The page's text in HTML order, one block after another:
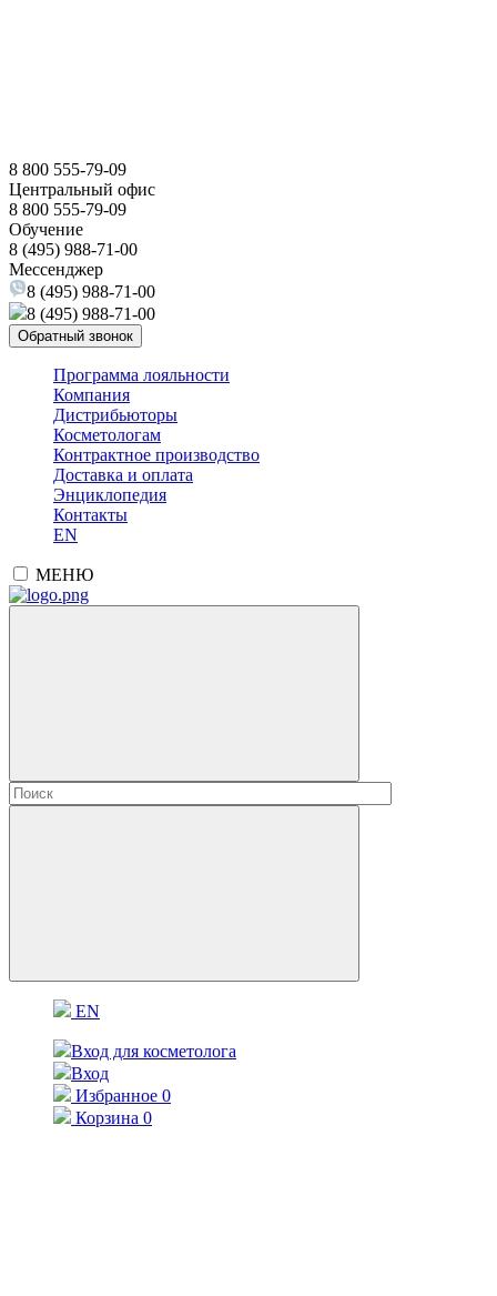
8 800 555-79-09
Центральный офис
8 800 555-79-09
Обучение
8 (495) 988-71-00
Мессенджер
8 (495) 988-71-00
8 (495) 988-71-00
Обратный звонок
Программа лояльности
Компания
Дистрибьюторы
Косметологам
Контрактное производство
Доставка и оплата
Энциклопедия
Контакты
EN
МЕНЮ
EN
Вход для косметолога
Вход
Избранное 0
Корзина 0